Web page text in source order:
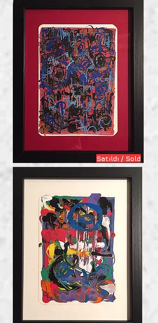
Satıldı / Sold